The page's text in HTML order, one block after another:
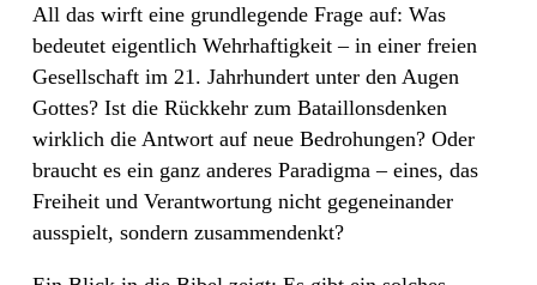
All das wirft eine grundlegende Frage auf: Was
bedeutet eigentlich Wehrhaftigkeit – in einer freien
Gesellschaft im 21. Jahrhundert unter den Augen
Gottes? Ist die Rückkehr zum Bataillonsdenken
wirklich die Antwort auf neue Bedrohungen? Oder
braucht es ein ganz anderes Paradigma – eines, das
Freiheit und Verantwortung nicht gegeneinander
ausspielt, sondern zusammendenkt?